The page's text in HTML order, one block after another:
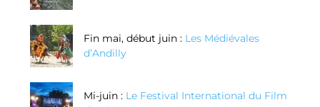
Fin mai, début juin : Les Médiévales
d’Andilly
Mi-juin : Le Festival International du Film